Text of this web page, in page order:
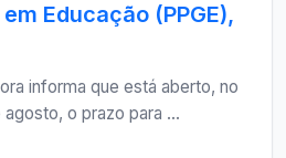
Educação (PPGE),
informa que está aberto, no
o prazo para ...